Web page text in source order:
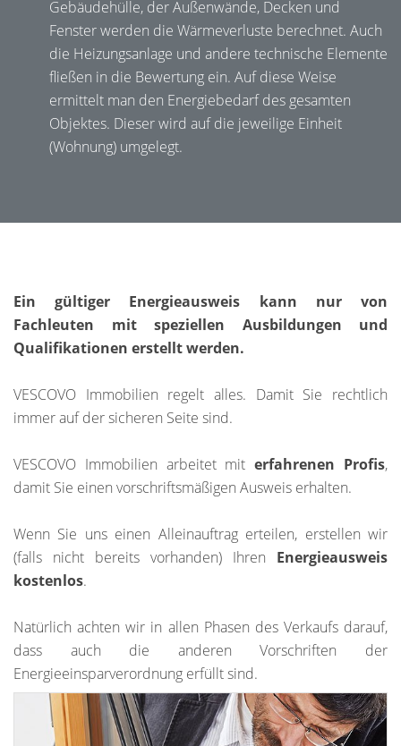
Gebäudehülle, der Außenwände, Decken und
Fenster werden die Wärmeverluste berechnet. Auch
die Heizungsanlage und andere technische Elemente
fließen in die Bewertung ein. Auf diese Weise
ermittelt man den Energiebedarf des gesamten
Objektes. Dieser wird auf die jeweilige Einheit
(Wohnung) umgelegt.
Ein gültiger Energieausweis kann nur von
Fachleuten mit speziellen Ausbildungen und
Qualifikationen erstellt werden.
VESCOVO Immobilien regelt alles. Damit Sie rechtlich
immer auf der sicheren Seite sind.
VESCOVO Immobilien arbeitet mit erfahrenen Profis,
damit Sie einen vorschriftsmäßigen Ausweis erhalten.
Wenn Sie uns einen Alleinauftrag erteilen, erstellen wir
(falls nicht bereits vorhanden) Ihren Energieausweis
kostenlos.
Natürlich achten wir in allen Phasen des Verkaufs darauf,
dass auch die anderen Vorschriften der
Energieeinsparverordnung erfüllt sind.